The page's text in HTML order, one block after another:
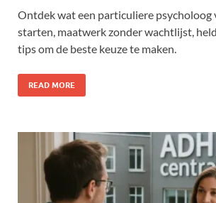
Ontdek wat een particuliere psycholoog
starten, maatwerk zonder wachtlijst,
tips om de beste keuze te maken.
READ MORE